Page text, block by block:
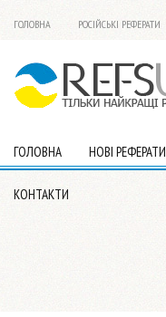
ГОЛОВНА РОСІЙСЬКІ РЕФЕРАТИ
ГОЛОВНА НОВІ РЕФЕРАТИ
КОНТАКТИ